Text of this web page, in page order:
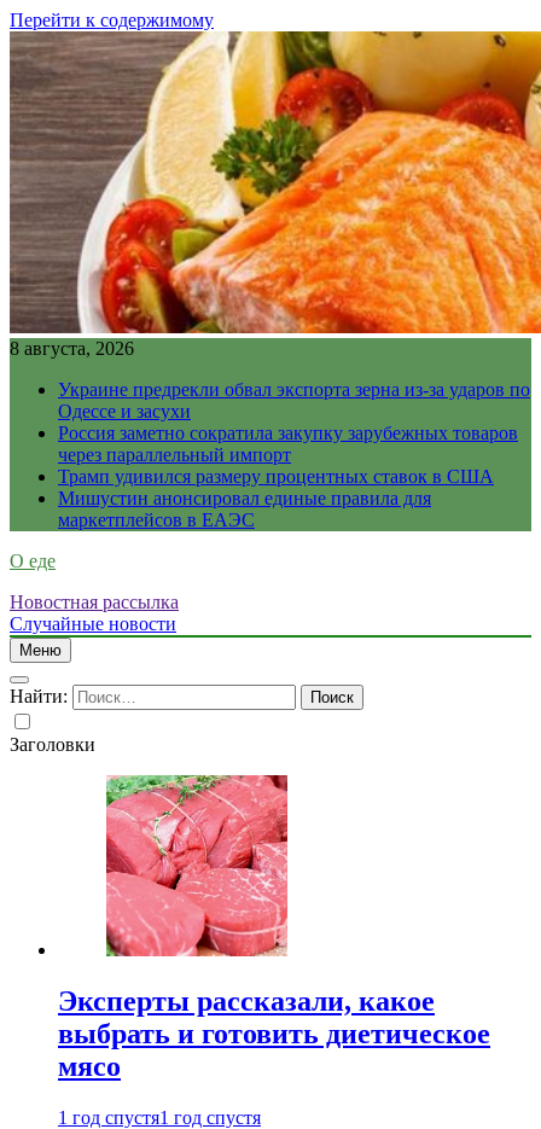
Перейти к содержимому
8 августа, 2026
Украине предрекли обвал экспорта зерна из-за ударов по
Одессе и засухи
Россия заметно сократила закупку зарубежных товаров
через параллельный импорт
Трамп удивился размеру процентных ставок в США
Мишустин анонсировал единые правила для
маркетплейсов в ЕАЭС
О еде
Новостная рассылка
Случайные новости
Меню
Найти:
Заголовки
Эксперты рассказали, какое
выбрать и готовить диетическое
мясо
1 год спустя1 год спустя